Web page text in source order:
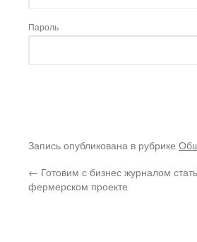
Пароль
Запись опубликована в рубрике
← Готовим с бизнес журналом
фермерском проекте